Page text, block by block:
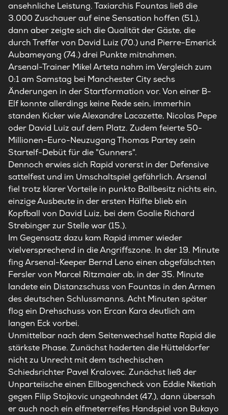
ansehnliche Leistung. Taxiarchis Fountas ließ die
3.000 Zuschauer auf eine Sensation hoffen (51.),
dann aber zeigte sich die Qualität der Gäste, die
durch Treffer von David Luiz (70.) und Pierre-Emerick
Aubameyang (74.) drei Punkte mitnahmen.
Arsenal-Trainer Mikel Arteta nahm im Vergleich zum
0:1 am Samstag bei Manchester City sechs
Änderungen in der Startformation vor. Von einer B-
Elf konnte allerdings keine Rede sein, immerhin
standen Kicker wie Alexandre Lacazette, Nicolas Pepe
oder David Luiz auf dem Platz. Zudem feierte 50-
Millionen-Euro-Neuzugang Thomas Partey sein
Startelf-Debüt für die "Gunners".
Dennoch erwies sich Rapid vorerst in der Defensive
sattelfest und im Umschaltspiel gefährlich. Arsenal
fiel trotz klarer Vorteile in punkto Ballbesitz nichts ein,
einzige Ausbeute in der ersten Hälfte blieb ein
Kopfball von David Luiz, bei dem Goalie Richard
Strebinger zur Stelle war (15.).
Im Gegensatz dazu kam Rapid immer wieder
vielversprechend in die Angriffszone. In der 19. Minute
fing Arsenal-Keeper Bernd Leno einen abgefälschten
Fersler von Marcel Ritzmaier ab, in der 35. Minute
landete ein Distanzschuss von Fountas in den Armen
des deutschen Schlussmanns. Acht Minuten später
flog ein Drehschuss von Ercan Kara deutlich am
langen Eck vorbei.
Unmittelbar nach dem Seitenwechsel hatte Rapid die
stärkste Phase. Zunächst haderten die Hütteldorfer
nicht zu Unrecht mit dem tschechischen
Schiedsrichter Pavel Kralovec. Zunächst ließ der
Unparteiische einen Ellbogencheck von Eddie Nketiah
gegen Filip Stojkovic ungeahndet (47.), dann übersah
er auch noch ein elfmeterreifes Handspiel von Bukayo